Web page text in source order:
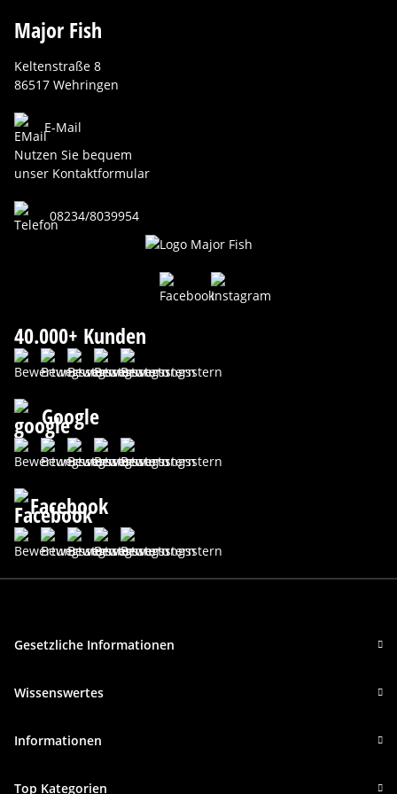
Major Fish
Keltenstraße 8
86517 Wehringen
E-Mail
Nutzen Sie bequem
unser Kontaktformular
08234/8039954
40.000+ Kunden
Google
Facebook
Gesetzliche Informationen
Wissenswertes
Informationen
Top Kategorien